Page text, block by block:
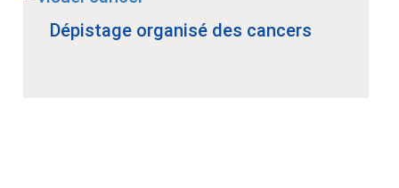
Dépistage organisé des cancers